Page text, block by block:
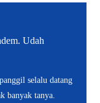
Udah
selalu datang
banyak tanya.